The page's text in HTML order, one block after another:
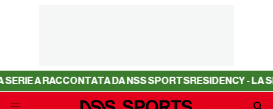
DA NSS SPORTSRESIDENCY - LA SERIE A